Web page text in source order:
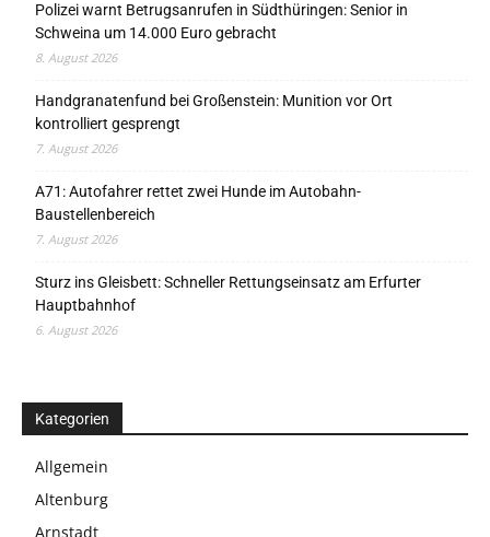
Polizei warnt Betrugsanrufen in Südthüringen: Senior in
Schweina um 14.000 Euro gebracht
8. August 2026
Handgranatenfund bei Großenstein: Munition vor Ort
kontrolliert gesprengt
7. August 2026
A71: Autofahrer rettet zwei Hunde im Autobahn-
Baustellenbereich
7. August 2026
Sturz ins Gleisbett: Schneller Rettungseinsatz am Erfurter
Hauptbahnhof
6. August 2026
Kategorien
Allgemein
Altenburg
Arnstadt